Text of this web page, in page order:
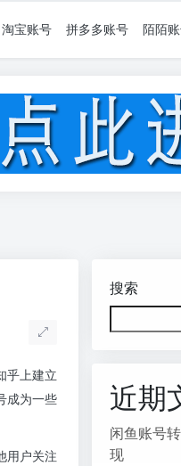
淘宝账号 拼多多账号 陌陌
乎上建立
成为一些
用户关注
搜索
近期
闲鱼账号
现